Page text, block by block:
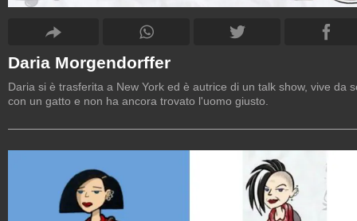
Daria Morgendorffer
Daria si è trasferita a New York ed è autrice di un talk show, vive da
con un gatto e non ha ancora trovato l'uomo giusto.